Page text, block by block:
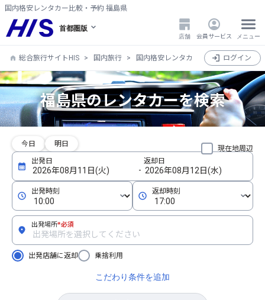
国内格安レンタカー比較・予約 福島県
首都圏版
店舗 会員サービス メニュー
総合旅行サイトHIS 国内旅行 国内格安レンタカー比較・検索・予約
ログイン
福島県のレンタカーを検索
現在地周辺
今日 明日
出発場所*必須
出発店舗に返却 乗捨利用
こだわり条件を追加